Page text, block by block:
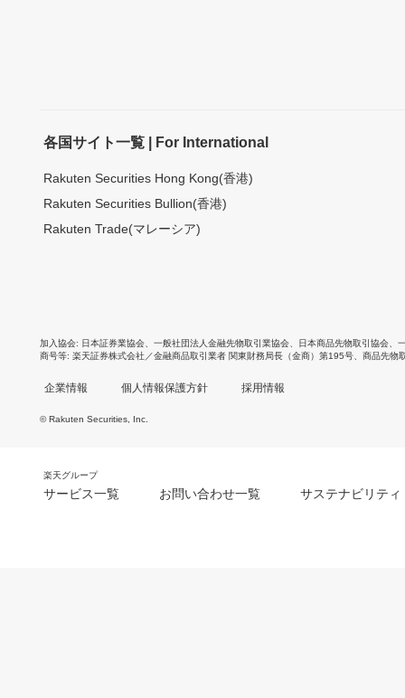
各国サイト一覧 | For International
Rakuten Securities Hong Kong(香港)
Rakuten Securities Bullion(香港)
Rakuten Trade(マレーシア)
加入協会 日本証券業協会 一般社団法人金融先物取引業協会 日本商品先物取引協会
商号等 楽天証券株式会社／金融商品取引業者 関東財務局長（金商）第195号、商品先物
企業情報 個人情報保護方針 採用情報
© Rakuten Securities, Inc.
楽天グループ
サービス一覧 お問い合わせ一覧 サステナビリティ